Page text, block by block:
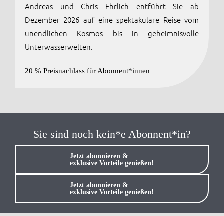
Andreas und Chris Ehrlich entführt Sie ab
Dezember 2026 auf eine spektakuläre Reise vom
unendlichen Kosmos bis in geheimnisvolle
Unterwasserwelten.
20 % Preisnachlass für Abonnent*innen
Sie sind noch kein*e Abonnent*in?
Jetzt abonnieren &
exklusive Vorteile genießen!
Jetzt abonnieren &
exklusive Vorteile genießen!